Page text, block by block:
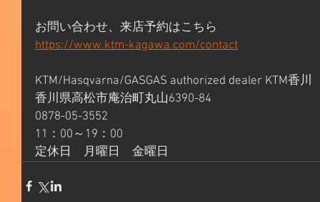
お問い合わせ、来店予約はこちら
https://www.ktm-kagawa.com/contact
KTM/Hasqvarna/GASGAS authorized dealer KTM香川
香川県高松市庵治町丸山6390-84
0878-05-3552
11：00～19：00
定休日　月曜日　金曜日